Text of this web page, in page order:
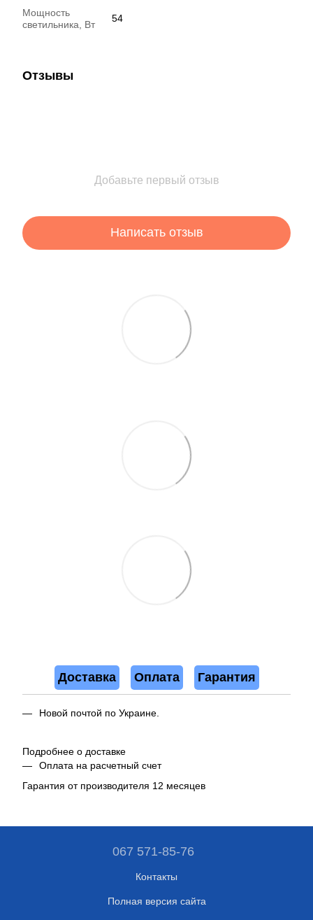
Мощность
светильника, Вт
54
Отзывы
Добавьте первый отзыв
Написать отзыв
Доставка Оплата Гарантия
Новой почтой по Украине.
Подробнее о доставке
Оплата на расчетный счет
Гарантия от производителя 12 месяцев
067 571-85-76
Контакты
Полная версия сайта